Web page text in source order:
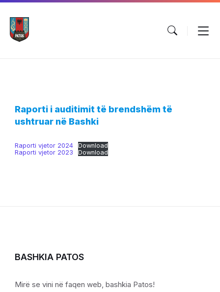
Skip
content
Skip
main
navigation
Skip
footer
Raporti i auditimit të brendshëm të
ushtruar në Bashki
Raporti vjetor 2024
Download
Raporti vjetor 2023
Download
BASHKIA PATOS
Mirë se vini në faqen web, bashkia Patos!